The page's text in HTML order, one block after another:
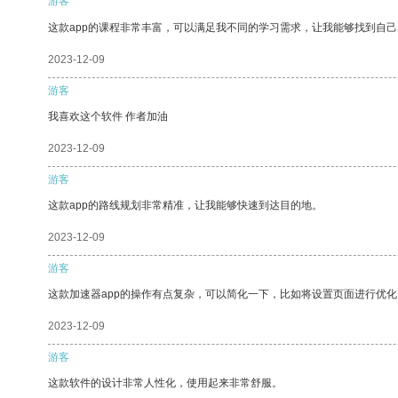
这款app的课程非常丰富，可以满足我不同的学习需求，让我能够找到自己
2023-12-09
游客
我喜欢这个软件 作者加油
2023-12-09
游客
这款app的路线规划非常精准，让我能够快速到达目的地。
2023-12-09
游客
这款加速器app的操作有点复杂，可以简化一下，比如将设置页面进行优化
2023-12-09
游客
这款软件的设计非常人性化，使用起来非常舒服。